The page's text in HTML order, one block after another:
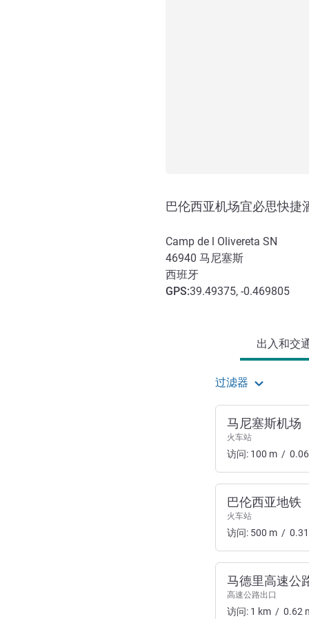
巴伦西亚机场宜必思快捷
Camp de l Olivereta SN
46940 马尼塞斯
西班牙
GPS:39.49375, -0.469805
出入和交
过滤器
马尼塞斯机场
火车站
访问: 100 m / 0.06
巴伦西亚地铁
火车站
访问: 500 m / 0.31
马德里高速公
高速公路出口
访问: 1 km / 0.62